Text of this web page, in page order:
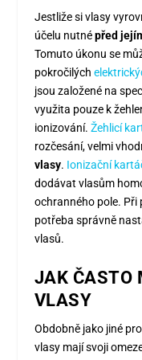
Jestliže si vlasy
účelu nutnépřed
Tomuto úkonu se
pokročilých
jsou založené na
využita pouze k
ionizování. Žehlicí
rozčesání, velmi
vlasy. Ionizační
dodávat vlasům
ochranného pole. Při
potřeba správně
vlasů.
JAK ČASTO
VLASY
Obdobně jako jiné
vlasy mají svoji